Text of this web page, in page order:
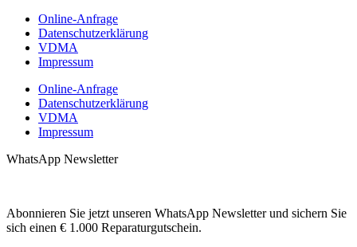
Online-Anfrage
Datenschutzerklärung
VDMA
Impressum
Online-Anfrage
Datenschutzerklärung
VDMA
Impressum
WhatsApp Newsletter
Abonnieren Sie jetzt unseren WhatsApp Newsletter und sichern Sie
sich einen € 1.000 Reparaturgutschein.